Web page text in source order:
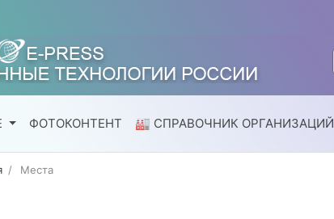
ФОТОКОНТЕНТ 🏭 СПРАВОЧНИК ОРГАНИЗАЦИЙ
Места